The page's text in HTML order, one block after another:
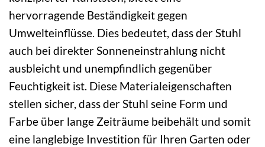
hervorragende Beständigkeit gegen
Umwelteinflüsse. Dies bedeutet, dass der Stuhl
auch bei direkter Sonneneinstrahlung nicht
ausbleicht und unempfindlich gegenüber
Feuchtigkeit ist. Diese Materialeigenschaften
stellen sicher, dass der Stuhl seine Form und
Farbe über lange Zeiträume beibehält und somit
eine langlebige Investition für Ihren Garten oder